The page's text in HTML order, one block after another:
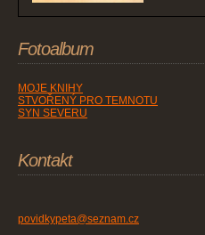
Fotoalbum
MOJE KNIHY
STVOŘENÝ PRO TEMNOTU
SYN SEVERU
Kontakt
povidkypeta@seznam.cz